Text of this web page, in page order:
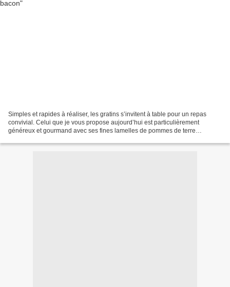
Simples et rapides à réaliser, les gratins s’invitent à table pour un repas
convivial. Celui que je vous propose aujourd’hui est particulièrement
généreux et gourmand avec ses fines lamelles de pommes de terre